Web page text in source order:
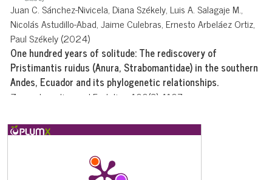
Juan C. Sánchez-Nivicela, Diana Székely, Luis A. Salagaje M.,
Nicolás Astudillo-Abad, Jaime Culebras, Ernesto Arbeláez Ortiz,
Paul Székely(2024)
One hundred years of solitude: The rediscovery of
Pristimantis ruidus (Anura, Strabomantidae) in the southern
Andes, Ecuador and its phylogenetic relationships.
Zoosystematics and Evolution, 100(3), 1107.
Mario H. Yánez-Muñoz, Patricia Bejarano-Muñoz, Jorge Brito M.,
(2014)